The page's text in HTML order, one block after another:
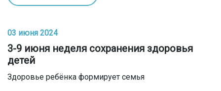
03 июня 2024
3-9 июня неделя сохранения здоровья
детей
Здоровье ребёнка формирует семья